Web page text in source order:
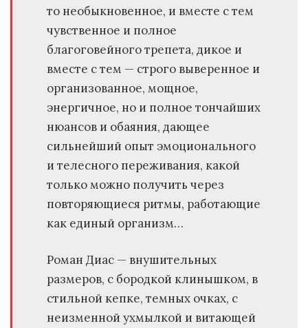
то необыкновенное, и вместе с тем
чувственное и полное
благоговейного трепета, дикое и
вместе с тем — строго выверенное и
организованное, мощное,
энергичное, но и полное тончайших
нюансов и обаяния, дающее
сильнейший опыт эмоционального
и телесного переживания, какой
только можно получить через
повторяющиеся ритмы, работающие
как единый организм…
Роман Диас — внушительных
размеров, с бородкой клинышком, в
стильной кепке, темных очках, с
неизменной ухмылкой и витающей